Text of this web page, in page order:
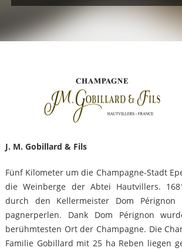
J. M. Gobillard & Fils
Fünf Kilometer um die Champagne-Stadt
die Weinberge der Abtei Hautvillers.
durch den Kellermeister Dom
pagnerperlen. Dank Dom Pérignon
berühmtesten Ort der Champagne. Die
Familie Gobillard mit 25 ha Reben liegen